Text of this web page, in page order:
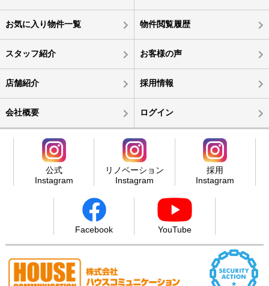
お気に入り物件一覧 物件閲覧履歴
スタッフ紹介 お客様の声
店舗紹介 採用情報
会社概要 ログイン
公式
Instagram
リノベーション
Instagram
採用
Instagram
Facebook YouTube